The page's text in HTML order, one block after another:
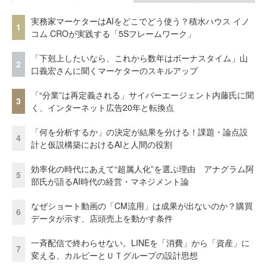
1
実務家マーケターはAIをどこでどう使う？積水ハウス イノ
コム CROが実践する「5Sフレームワーク」
2
「下剋上したいなら、これから数年はボーナスタイム」山
口義宏さんに聞くマーケターのスキルアップ
3
「“分業”は再定義される」サイバーエージェント内藤氏に聞
く、インターネット広告20年と転換点
4
「何を分析するか」の決定が結果を分ける！課題・論点設
計と仮説構築におけるAIと人間の役割
5
効率化の時代にあえて“超属人化”を選ぶ理由 アナグラム阿
部氏が語るAI時代の経営・マネジメント論
6
なぜショート動画の「CM流用」は成果が出ないのか？購買
データが示す、店頭売上を動かす条件
7
一斉配信で終わらせない。LINEを「消費」から「資産」に
変える、カルビーとＵＴグループの設計思想